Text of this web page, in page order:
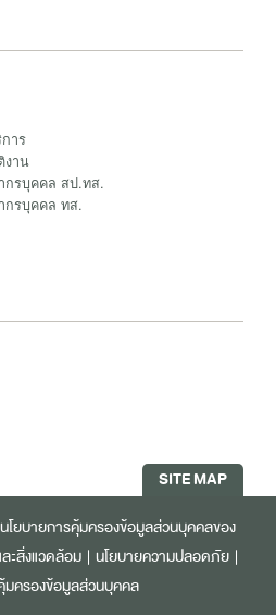
าร
งาน
กรบุคคล สป.ทส.
กรบุคคล ทส.
SITE MAP
นโยบายการคุ้มครองข้อมูลส่วนบุคคลของ
ะสิ่งแวดล้อม | นโยบายความปลอดภัย |
มครองข้อมูลส่วนบุคคล